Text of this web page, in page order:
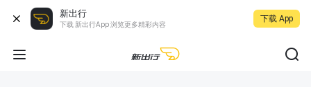
新出行
下载 新出行App 浏览更多精彩内容
下载 App